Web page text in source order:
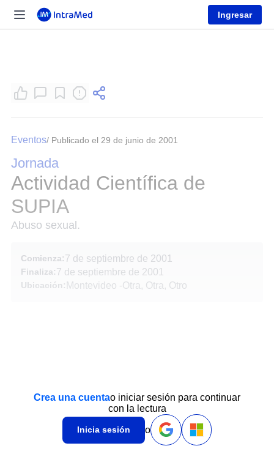
Ingresar
Eventos/ Publicado el 29 de junio de 2001
Jornada
Actividad Científica de
SUPIA
Abuso sexual.
Comienza:7 de septiembre de 2001
Finaliza:7 de septiembre de 2001
Ubicación: Montevideo -Otra, Otra, Otro
Crea una cuentao iniciar sesión para continuar
con la lectura
Inicia sesión o